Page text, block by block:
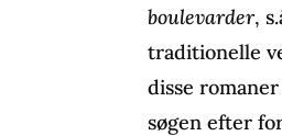
boulevarder,
traditionelle
disse
søgen efter